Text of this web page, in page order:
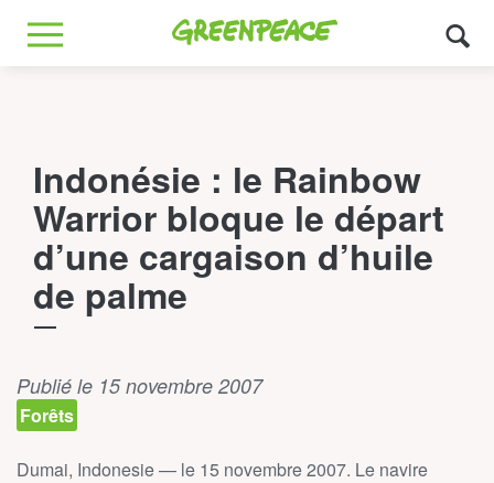
Greenpeace
MENU
Indonésie : le Rainbow
Warrior bloque le départ
d’une cargaison d’huile
de palme
Publié le 15 novembre 2007
Forêts
Dumai, Indonesie— le 15 novembre 2007. Le navire